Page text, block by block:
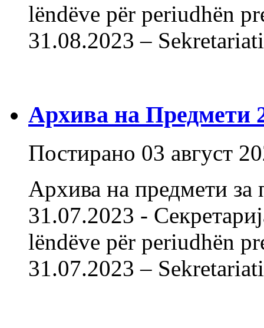
lëndëve për periudhën
31.08.2023 –
Архива на Предмети
Постирано 03 август
Архива на предмети
31.07.2023 -
lëndëve për periudhën
31.07.2023 –